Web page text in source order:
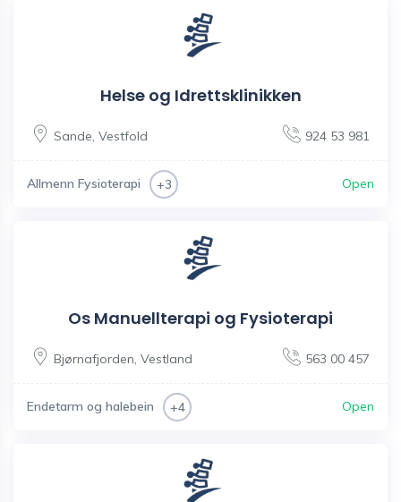
Helse og Idrettsklinikken
Sande Vestfold 924 53 981
Allmenn Fysioterapi +3 Open
Os Manuellterapi og Fysioterapi
Bjørnafjorden Vestland 563 00 457
Endetarm og halebein +4 Open